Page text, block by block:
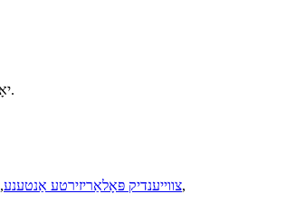
נומ 128, דרום אָפּטיילונג פון Bayi Road, יאָנגנינג טאַון, ווענדזשיאַנג דיסטריקט, טשענגדו סיטי, סיטשואַן פּראַווינס, טשיינאַ.
צווייענדיק פּאָלאַריזירטע אַנטענע, ,